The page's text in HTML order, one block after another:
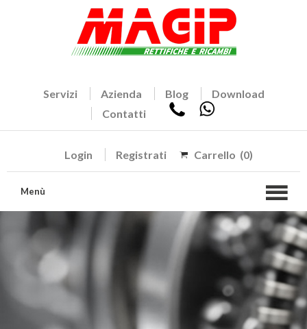
Servizi Azienda Blog
Download
Contatti
Login Registrati Carrello (0)
Menù